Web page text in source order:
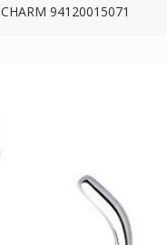
CHARM 94120015071